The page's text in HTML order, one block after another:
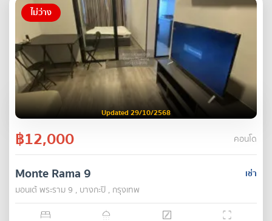
ไม่ว่าง
Updated 29/10/2568
฿12,000 คอนโด
เช่า
Monte Rama 9
มอนเต้ พระราม 9 , บางกะปิ , กรุงเทพ